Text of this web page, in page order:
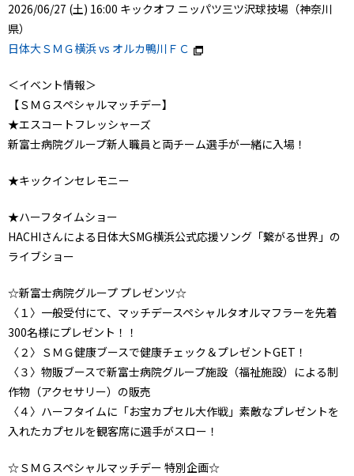
2026/06/27 (土) 16:00 キックオフ ニッパツ三ツ沢球技場（神奈川
県）
日体大ＳＭＧ横浜 vs オルカ鴨川ＦＣ
＜イベント情報＞
【ＳＭＧスペシャルマッチデー】
★エスコートフレッシャーズ
新富士病院グループ新人職員と両チーム選手が一緒に入場！
★キックインセレモニー
★ハーフタイムショー
HACHIさんによる日体大SMG横浜公式応援ソング「繋がる世界」の
ライブショー
☆新富士病院グループ プレゼンツ☆
〈１〉一般受付にて、マッチデースペシャルタオルマフラーを先着
300名様にプレゼント！！
〈２〉ＳＭＧ健康ブースで健康チェック＆プレゼントGET！
〈３〉物販ブースで新富士病院グループ施設（福祉施設）による制
作物（アクセサリー）の販売
〈４〉ハーフタイムに「お宝カプセル大作戦」素敵なプレゼントを
入れたカプセルを観客席に選手がスロー！
☆ＳＭＧスペシャルマッチデー 特別企画☆